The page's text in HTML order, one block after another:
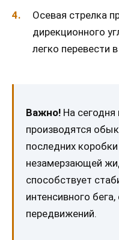
Осевая стрелка
дирекционного
легко перевести
Важно! На
производятся
последних
незамерзающей
способствует
интенсивного
передвижений.